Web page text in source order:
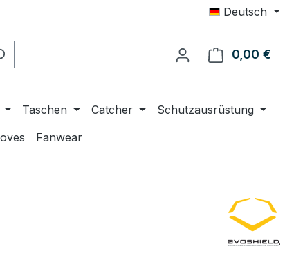
Deutsch
0,00 €
Taschen Catcher
Schutzausrüstung
Fanwear